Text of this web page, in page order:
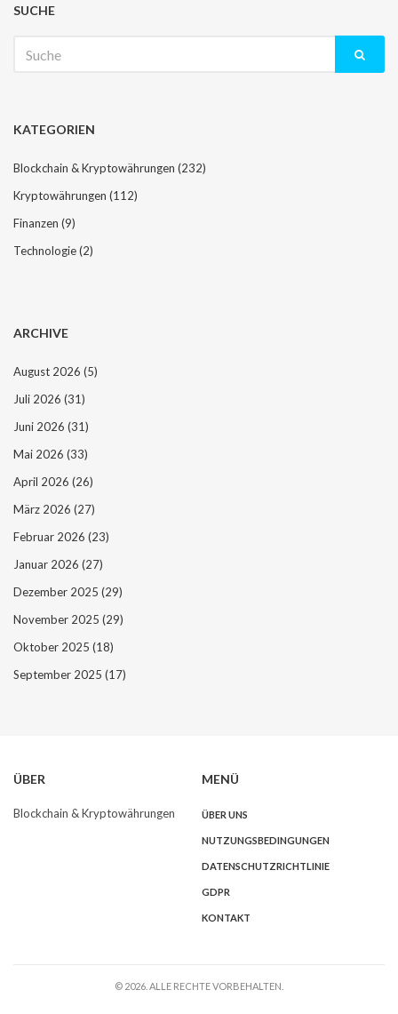
SUCHE
nach:
KATEGORIEN
Blockchain & Kryptowährungen (232)
Kryptowährungen (112)
Finanzen (9)
Technologie(2)
ARCHIVE
August 2026 (5)
Juli 2026 (31)
Juni 2026 (31)
Mai 2026 (33)
April 2026 (26)
März 2026 (27)
Februar 2026 (23)
Januar 2026 (27)
Dezember 2025 (29)
November 2025 (29)
Oktober 2025 (18)
September 2025 (17)
ÜBER
Blockchain & Kryptowährungen
MENÜ
ÜBER UNS
NUTZUNGSBEDINGUNGEN
DATENSCHUTZRICHTLINIE
GDPR
KONTAKT
© 2026. ALLE RECHTE VORBEHALTEN.